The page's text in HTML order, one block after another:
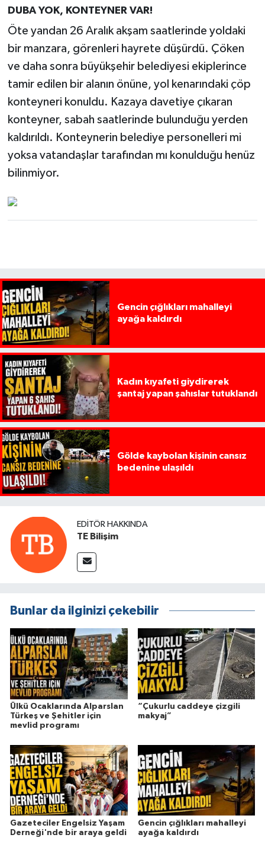
DUBA YOK, KONTEYNER VAR!
Öte yandan 26 Aralık akşam saatlerinde yoldaki
bir manzara, görenleri hayrete düşürdü. Çöken
ve daha sonra büyükşehir belediyesi ekiplerince
tamir edilen bir alanın önüne, yol kenarındaki çöp
konteyneri konuldu. Kazaya davetiye çıkaran
konteyner, sabah saatlerinde bulunduğu yerden
kaldırıldı. Konteynerin belediye personelleri mi
yoksa vatandaşlar tarafından mı konulduğu henüz
bilinmiyor.
Gencin çığlıkları mahalleyi
ayağa kaldırdı
Kadın kıyafeti giydirerek
şantaj yapan şahıslar tutuklandı
Gölde kaybolan kişinin cansız
bedenine ulaşıldı
EDITÖR HAKKINDA
TE Bilişim
Bunlar da ilginizi çekebilir
Ülkü Ocaklarında Alparslan
Türkeş ve Şehitler için
mevlid programı
“Çukurlu caddeye çizgili
makyaj”
Gazeteciler Engelsiz Yaşam
Derneği'nde bir araya geldi
Gencin çığlıkları mahalleyi
ayağa kaldırdı